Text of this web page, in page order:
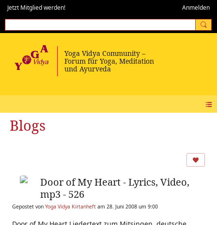
Jetzt Mitglied werden! Anmelden
Blogs
Door of My Heart - Lyrics, Video,
mp3 - 526
Gepostet von Yoga Vidya Kirtanheft am 28. Juni 2008 um 9:00